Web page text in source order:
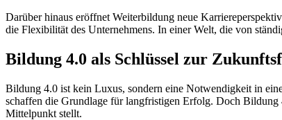
Darüber hinaus eröffnet Weiterbildung neue
die Flexibilität des Unternehmens. In einer Welt, die von
Bildung 4.0 als Schlüssel zur
Bildung 4.0 ist kein Luxus, sondern eine Notwendigkeit in
schaffen die Grundlage für langfristigen Erfolg. Doch Bildung
Mittelpunkt stellt.